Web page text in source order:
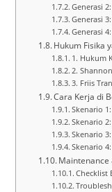
Generasi
Generasi
Generasi
Hukum Fisika
1. Hukum
2.
3. Friis
Cara Kerja di
Skenario
Skenario
Skenario
Skenario
Maintenance
Checklist